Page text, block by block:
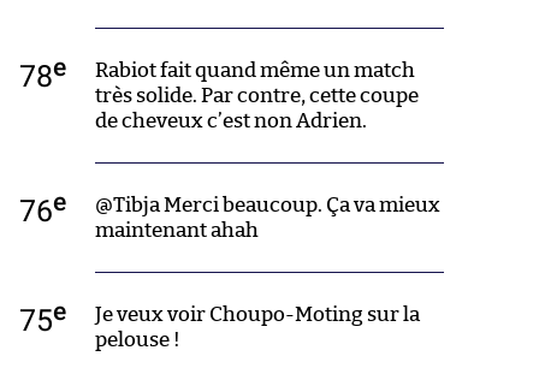
78e
Rabiot fait quand même un match
très solide. Par contre, cette coupe
de cheveux c’est non Adrien.
76e
@Tibja Merci beaucoup. Ça va mieux
maintenant ahah
75e
Je veux voir Choupo-Moting sur la
pelouse !